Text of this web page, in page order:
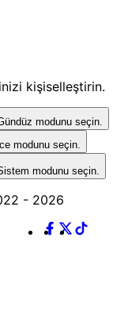
kişiselleştirin.
modunu seçin.
modunu seçin.
modunu seçin.
- 2026